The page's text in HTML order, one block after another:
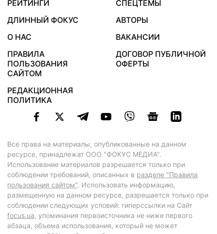
РЕЙТИНГИ
СПЕЦТЕМЫ
ДЛИННЫЙ ФОКУС
АВТОРЫ
О НАС
ВАКАНСИИ
ПРАВИЛА
ПОЛЬЗОВАНИЯ
САЙТОМ
ДОГОВОР ПУБЛИЧНОЙ
ОФЕРТЫ
РЕДАКЦИОННАЯ
ПОЛИТИКА
Все права на материалы, опубликованные на данном
ресурсе, принадлежат ООО "ФОКУС МЕДИА".
Использование материалов разрешается только при
соблюдении требований, описанных в разделе "Правила
пользования сайтом". Использовать информацию,
размещенную на данном ресурсе, разрешается только при
соблюдении следующих условий: гиперссылки на Сайт
focus.ua, упоминания первоисточника не ниже первого
абзаца, объема использования, который не может